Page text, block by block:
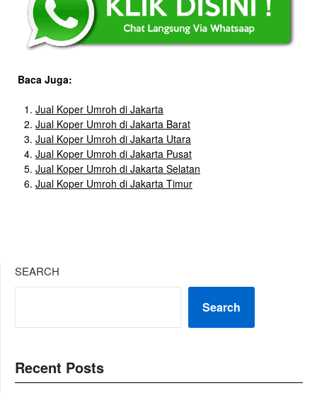
Baca Juga:
Jual Koper Umroh di Jakarta
Jual Koper Umroh di Jakarta Barat
Jual Koper Umroh di Jakarta Utara
Jual Koper Umroh di Jakarta Pusat
Jual Koper Umroh di Jakarta Selatan
Jual Koper Umroh di Jakarta Timur
SEARCH
Search
Recent Posts